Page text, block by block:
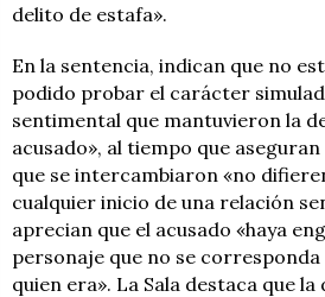
delito de estafa».
En la sentencia, indican que no
podido probar el carácter
sentimental que mantuvieron la
acusado», al tiempo que
que se intercambiaron «no
cualquier inicio de una relación
aprecian que el acusado «haya
personaje que no se
quien era». La Sala destaca que